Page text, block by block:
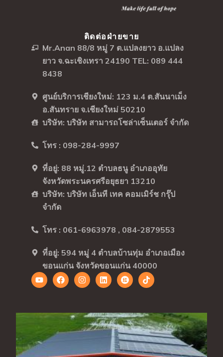
ติดต่อฝ่ายขาย
Mr.Anan 88/8 หมู่ 7 ต.แปลงยาว อ.แปลง
ยาว จ.ฉะเชิงเทรา 24190 TEL: 089 444
8438
ศูนย์บริการเชียงใหม่: 123 ม.4 ต.สันนาเม็ง
อ.สันทราย จ.เชียงใหม่ 50210
บริษัท: บริษัท สามารถโซล่าเซ็นเตอร์ จำกัด
โทร : 098-284-9997
ที่อยู่: 88 หมู่.12 ตำบลธนู อำเภออุทัย
จังหวัดพระนครศรีอยุธยา 13210
บริษัท: บริษัท เอ็นที เทค คอมเมิร์ช กรุ๊ป
จำกัด
โทร : 061-6963978 , 084-2879553
ที่อยู่: 594 หมู่ 4 ตำบลบ้านทุ่ม อำเภอเมือง
ขอนแก่น จังหวัดขอนแก่น 40000
Y
o
b
F
a
o
k
I
n
g
r
a
L
i
d
i
n
R
e
t
e
w
h
i
t
T
i
k